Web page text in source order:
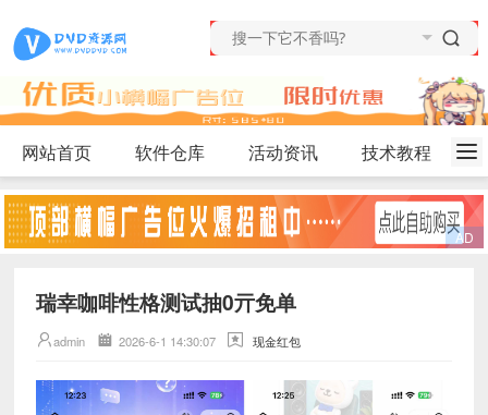
网站首页 软件仓库 活动资讯 技术教程
瑞幸咖啡性格测试抽0亓免单
admin 2026-6-1 14:30:07 现金红包